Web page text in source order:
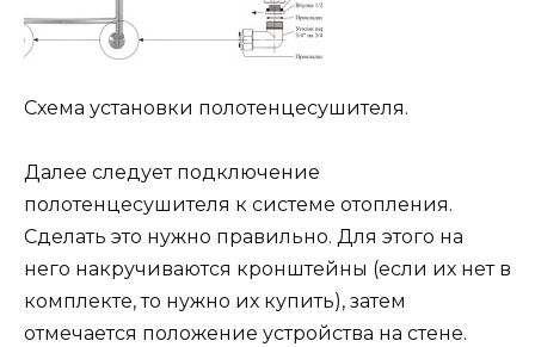
Схема установки полотенцесушителя.
Далее следует подключение
полотенцесушителя к системе отопления.
Сделать это нужно правильно. Для этого на
него накручиваются кронштейны (если их нет в
комплекте, то нужно их купить), затем
отмечается положение устройства на стене.